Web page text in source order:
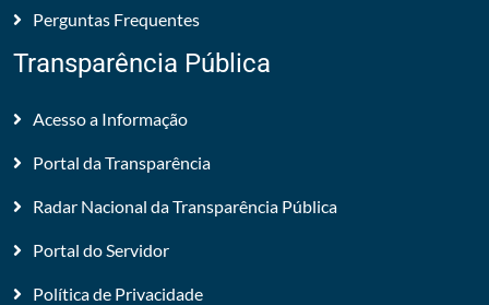
Perguntas Frequentes
Transparência Pública
Acesso a Informação
Portal da Transparência
Radar Nacional da Transparência Pública
Portal do Servidor
Política de Privacidade